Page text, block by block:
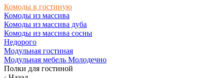
Комоды в гостиную
Комоды из массива
Комоды из массива дуба
Комоды из массива сосны
Недорого
Модульная гостиная
Модульная мебель Молодечно
Полки для гостиной